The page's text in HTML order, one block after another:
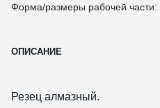
Форма/размеры рабочей части:
ОПИСАНИЕ
Резец алмазный.